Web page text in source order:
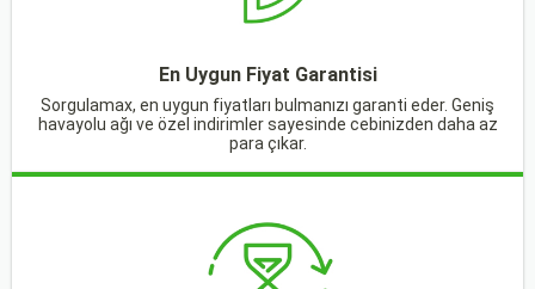
En Uygun Fiyat Garantisi
Sorgulamax, en uygun fiyatları bulmanızı garanti eder. Geniş
havayolu ağı ve özel indirimler sayesinde cebinizden daha az
para çıkar.